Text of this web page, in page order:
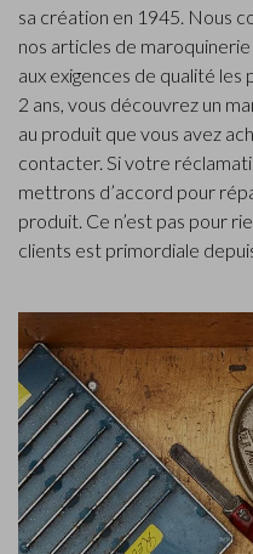
sa création en 1945. Nous
nos articles de
aux exigences de qualité les
2 ans, vous découvrez un
au produit que vous avez
contacter. Si votre
mettrons d’accord pour
produit. Ce n’est pas pour
clients est primordiale